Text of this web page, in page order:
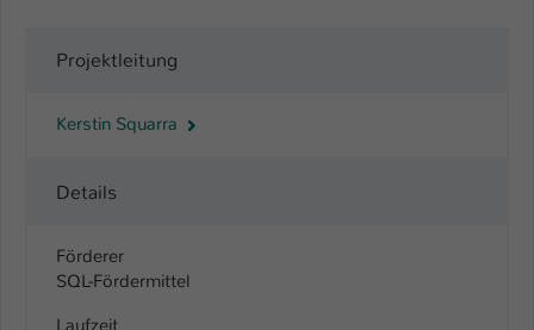
Projektleitung
Kerstin Squarra
Details
Förderer
SQL-Fördermittel
Laufzeit
Dieses Cookie ist ein Standard-Session-